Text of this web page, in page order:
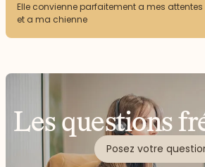
Elle convienne parfaitement a mes attentes
et a ma chienne
Les questions
Posez votre